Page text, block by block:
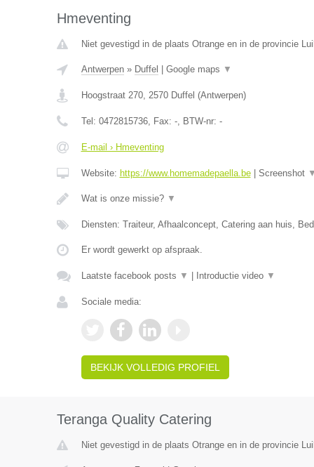
Hmeventing
Niet gevestigd in de plaats Otrange en in de provincie
Antwerpen» Duffel Google maps ▼
Hoogstraat 270, 2570 Duffel (Antwerpen)
Tel: 0472815736, Fax: -, BTW-nr: -
E-mail › Hmeventing
Website: https://www.homemadepaella.be| Screenshot
Wat is onze missie? ▼
Diensten: Traiteur, Afhaalconcept, Catering aan huis,
Er wordt gewerkt op afspraak.
Laatste facebook posts ▼ Introductie video ▼
Sociale media:
BEKIJK VOLLEDIG PROFIEL
Teranga Quality Catering
Niet gevestigd in de plaats Otrange en in de provincie